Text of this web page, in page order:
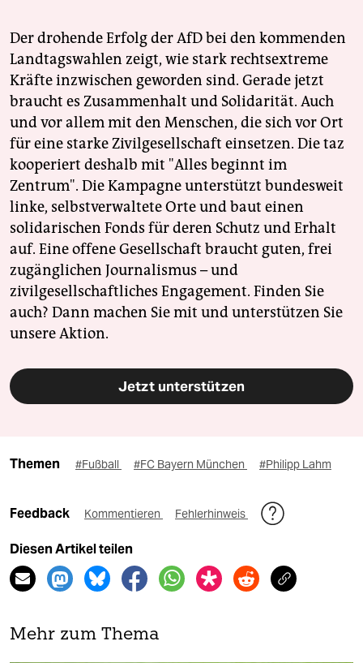
Der drohende Erfolg der AfD bei den kommenden
Landtagswahlen zeigt, wie stark rechtsextreme
Kräfte inzwischen geworden sind. Gerade jetzt
braucht es Zusammenhalt und Solidarität. Auch
und vor allem mit den Menschen, die sich vor Ort
für eine starke Zivilgesellschaft einsetzen. Die taz
kooperiert deshalb mit "Alles beginnt im
Zentrum". Die Kampagne unterstützt bundesweit
linke, selbstverwaltete Orte und baut einen
solidarischen Fonds für deren Schutz und Erhalt
auf. Eine offene Gesellschaft braucht guten, frei
zugänglichen Journalismus – und
zivilgesellschaftliches Engagement. Finden Sie
auch? Dann machen Sie mit und unterstützen Sie
unsere Aktion.
Jetzt unterstützen
Themen #Fußball #FC Bayern München #Philipp Lahm
Feedback Kommentieren Fehlerhinweis
Diesen Artikel teilen
Mehr zum Thema